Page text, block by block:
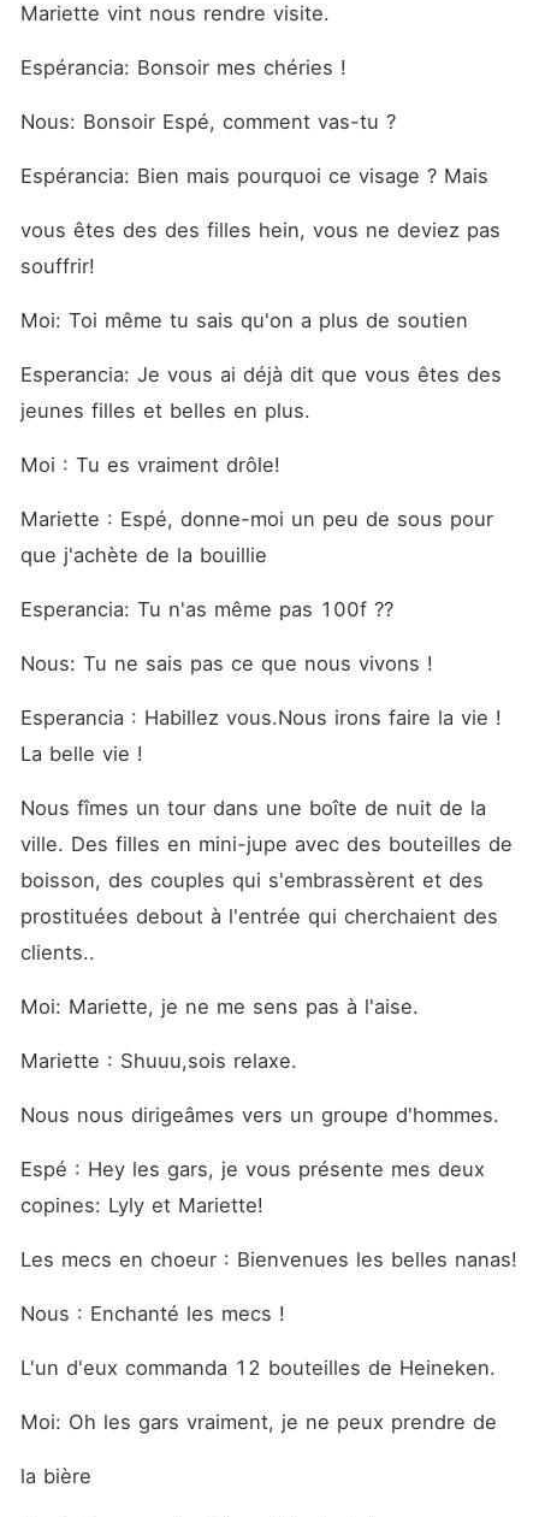
Mariette vint nous rendre visite.
Espérancia: Bonsoir mes chéries !
Nous: Bonsoir Espé, comment vas-tu ?
Espérancia: Bien mais pourquoi ce visage ? Mais
vous êtes des des filles hein, vous ne deviez pas
souffrir!
Moi: Toi même tu sais qu'on a plus de soutien
Esperancia: Je vous ai déjà dit que vous êtes des
jeunes filles et belles en plus.
Moi : Tu es vraiment drôle!
Mariette : Espé, donne-moi un peu de sous pour
que j'achète de la bouillie
Esperancia: Tu n'as même pas 100f ??
Nous: Tu ne sais pas ce que nous vivons !
Esperancia : Habillez vous.Nous irons faire la vie !
La belle vie !
Nous fîmes un tour dans une boîte de nuit de la
ville. Des filles en mini-jupe avec des bouteilles de
boisson, des couples qui s'embrassèrent et des
prostituées debout à l'entrée qui cherchaient des
clients..
Moi: Mariette, je ne me sens pas à l'aise.
Mariette : Shuuu,sois relaxe.
Nous nous dirigeâmes vers un groupe d'hommes.
Espé : Hey les gars, je vous présente mes deux
copines: Lyly et Mariette!
Les mecs en choeur : Bienvenues les belles nanas!
Nous : Enchanté les mecs !
L'un d'eux commanda 12 bouteilles de Heineken.
Moi: Oh les gars vraiment, je ne peux prendre de
la bière